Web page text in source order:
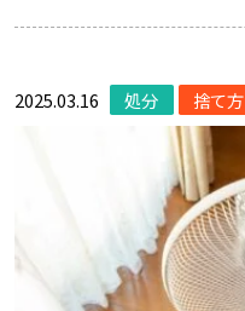
2025.03.16 処分 捨て方